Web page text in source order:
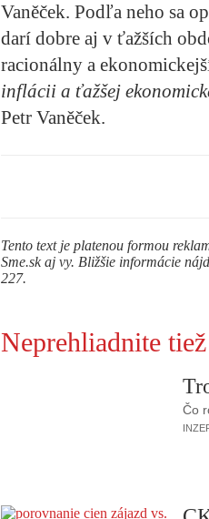
Vaněček. Podľa neho sa
darí dobre aj v ťažších
racionálny a
inflácii a ťažšej
Petr Vaněček.
Tento text je platenou formou
Sme.sk aj vy. Bližšie informácie
227.
Neprehliadnite tiež
Čo